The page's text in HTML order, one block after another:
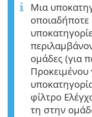
Μια
ομάδες (για
Προκειμένου
φίλτρο
τη στην